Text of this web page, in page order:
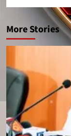
More Stories